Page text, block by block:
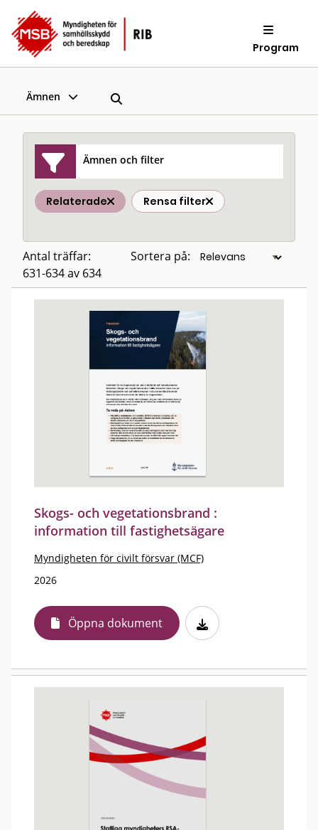
Program
Ämnen
Ämnen och filter
Relaterade Rensa filter
Antal träffar:
631-634 av 634
Sortera på:
Skogs- och vegetationsbrand :
information till fastighetsägare
Myndigheten för civilt försvar (MCF)
2026
Öppna dokument